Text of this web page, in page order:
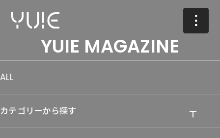
YUIE MAGAZINE
ALL
カテゴリーから探す